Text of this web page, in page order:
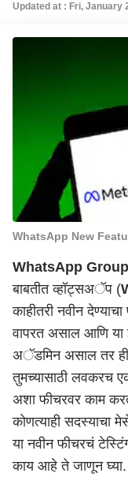
Updated at : Fri, January
WhatsApp New
WhatsApp
बाबतीत व्हॉट्सअॅप (
काहीतरी नवीन
वापरत असाल आणि
अॅडमिन असाल तर ही
तुमच्यासाठी लवकरच
अशा फीचरवर काम
कोणत्याही सदस्याचा
या नवीन फीचरचं
काय आहे ते जाणून घ्या.